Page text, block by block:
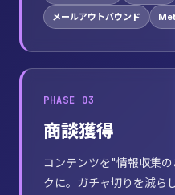
メールアウトバウンド
PHASE 03
商談獲得
コンテンツを"情報収集
クに。ガチャ切りを減ら